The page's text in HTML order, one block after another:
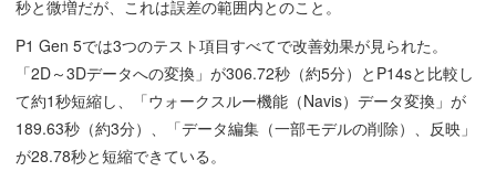
秒と微増だが、これは誤差の範囲内とのこと。
P1 Gen 5では3つのテスト項目すべてで改善効果が見られた。
「2D～3Dデータへの変換」が306.72秒（約5分）とP14sと比較し
て約1秒短縮し、「ウォークスルー機能（Navis）データ変換」が
189.63秒（約3分）、「データ編集（一部モデルの削除）、反映」
が28.78秒と短縮できている。